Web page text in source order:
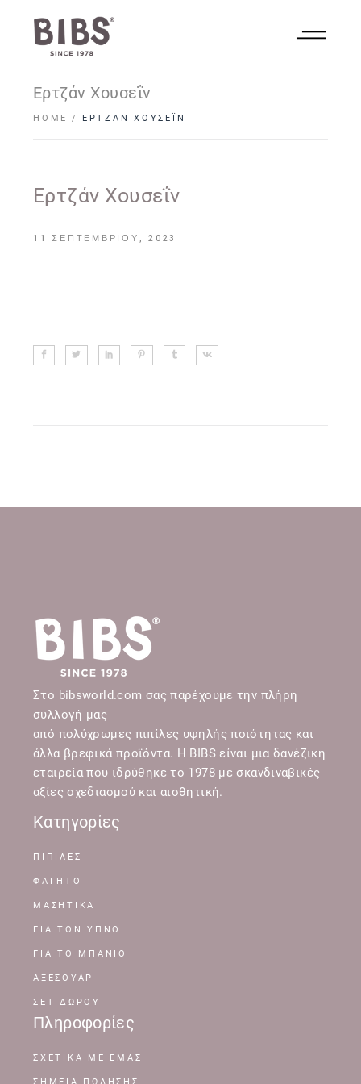
Ερτζάν Χουσεΐν
HOME ΕΡΤΖΆΝ ΧΟΥΣΕΪ́Ν
Ερτζάν Χουσεΐν
11 ΣΕΠΤΕΜΒΡΊΟΥ, 2023
Στο bibsworld.com σας παρέχουμε την πλήρη
συλλογή μας
από πολύχρωμες πιπίλες υψηλής ποιότητας και
άλλα βρεφικά προϊόντα. Η BIBS είναι μια δανέζικη
εταιρεία που ιδρύθηκε το 1978 με σκανδιναβικές
αξίες σχεδιασμού και αισθητική.
Κατηγορίες
ΠΙΠΙΛΕΣ
ΦΑΓΗΤΟ
ΜΑΣΗΤΙΚΑ
ΓΙΑ ΤΟΝ ΥΠΝΟ
ΓΙΑ ΤΟ ΜΠΑΝΙΟ
ΑΞΕΣΟΥΑΡ
ΣΕΤ ΔΩΡΟΥ
Πληροφορίες
ΣΧΕΤΙΚΆ ΜΕ ΕΜΆΣ